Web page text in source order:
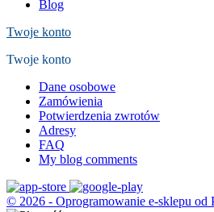
Blog
Twoje konto
Twoje konto
Dane osobowe
Zamówienia
Potwierdzenia zwrotów
Adresy
FAQ
My blog comments
© 2026 - Oprogramowanie e-sklepu od